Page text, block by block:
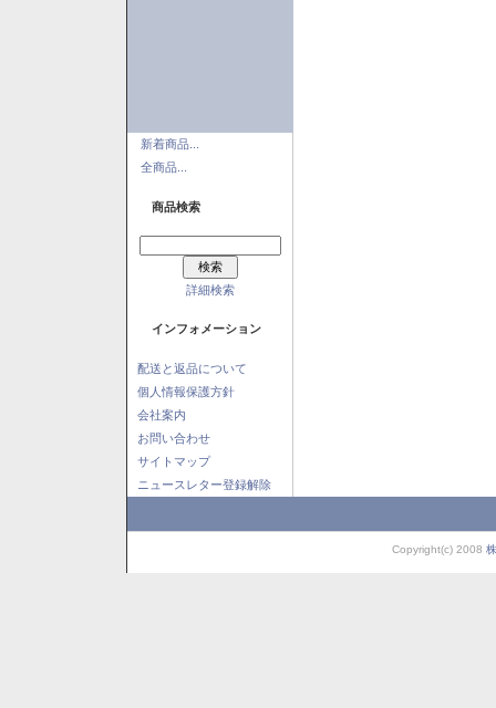
新着商品...
全商品...
商品検索
詳細検索
インフォメーション
配送と返品について
個人情報保護方針
会社案内
お問い合わせ
サイトマップ
ニュースレター登録解除
Copyright(c) 2008